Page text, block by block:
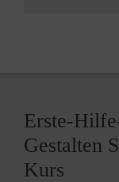
Erste-
Gestalten
Kurs